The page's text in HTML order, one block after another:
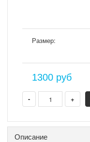
Размер:
1300 руб
- +
Описание